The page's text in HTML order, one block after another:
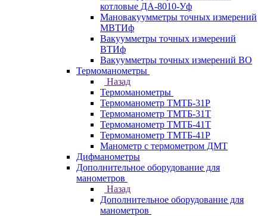
котловые ДА-8010-Уф
Мановакуумметры точных измерений
МВТИф
Вакуумметры точных измерений
ВТИф
Вакуумметры точных измерений ВО
Термоманометры
Назад
Термоманометры
Термоманометр ТМТБ-31Р
Термоманометр ТМТБ-31Т
Термоманометр ТМТБ-41Т
Термоманометр ТМТБ-41Р
Манометр с термометром ДМТ
Дифманометры
Дополнительное оборудование для
манометров
Назад
Дополнительное оборудование для
манометров